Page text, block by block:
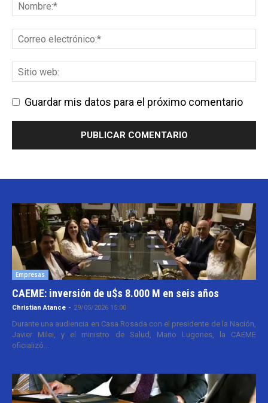
Guardar mis datos para el próximo comentario
Empresas
CAEME: inversión de u$s 8.000 M en seis años
Christian Atance - 29/05/2026 15:00
Durante una audiencia en Casa Rosada con el presidente de la Nación,
Javier Milei, y el ministro de Salud, Mario Lugones, la CAEME
oficializó...